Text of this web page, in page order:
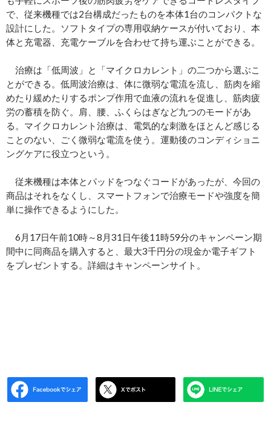
で、従来機種では2台構成だったものを本体1台のコンパクトな
設計にした。ソフトタイプの専用収納ケースが付いており、本
体と充電器、充電ケーブルを合わせて持ち運ぶことができる。
治療は「低周波」と「マイクロカレント」の二つから選ぶこ
とができる。低周波治療は、体に微弱な電流を流し、筋肉を縮
めたり緩めたりするポンプ作用で血液の流れを促進し、筋肉疲
労の蓄積を防ぐ。肩、腰、ふくらはぎなど九つのモードがあ
る。マイクロカレント治療は、電気的な刺激をほとんど感じる
ことのない、ごく微弱な電流を使う。運動後のコンディショニ
ングケアに役立つという。
従来機種は本体とパッドをつなぐコードがあったが、今回の
商品はそれをなくし、スマートフォンで治療モードや強度を簡
単に操作できるようにした。
6月17日午前10時～8月31日午後11時59分のキャンペーン期
間中に同商品を購入すると、最大3千円分の現金か電子ギフト
をプレゼントする。詳細はキャンペーンサイト。